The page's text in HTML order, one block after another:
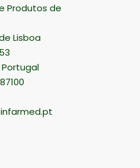
Produtos de
Lisboa
Portugal